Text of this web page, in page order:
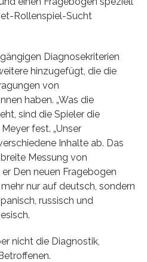
Rollenspiel-Sucht
Diagnosekriterien
hinzugefügt, die die
von
haben. „Was die
sind die Spieler die
fest. „Unser
Inhalte ab. Das
Messung von
Den neuen Fragebogen
nur auf deutsch, sondern
russisch und
nicht die Diagnostik,